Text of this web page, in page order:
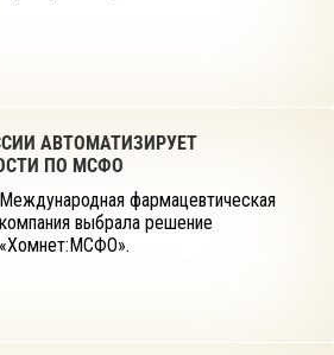
АВТОМАТИЗИРУЕТ
ПО МСФО
Международная фармацевтическая
компания выбрала решение
«Хомнет:МСФО».